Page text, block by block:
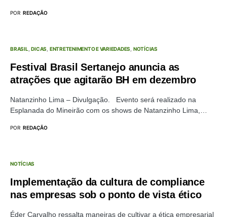
POR REDAÇÃO
BRASIL DICAS ENTRETENIMENTO E VARIEDADES NOTÍCIAS
Festival Brasil Sertanejo anuncia as
atrações que agitarão BH em dezembro
Natanzinho Lima – Divulgação. Evento será realizado na
Esplanada do Mineirão com os shows de Natanzinho Lima,…
POR REDAÇÃO
NOTÍCIAS
Implementação da cultura de compliance
nas empresas sob o ponto de vista ético
Éder Carvalho ressalta maneiras de cultivar a ética empresarial